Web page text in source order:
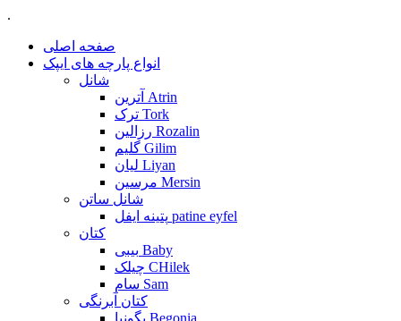
.
صفحه اصلی
انواع پارچه های ایپک
شانل
آترین Atrin
ترک Tork
رزالین Rozalin
گلیم Gilim
لیان Liyan
مرسین Mersin
شانل ساتن
پتینه ایفل patine eyfel
کتان
بیبی Baby
چیلک CHilek
سام Sam
کتان آبرنگی
بگونیا Begonia